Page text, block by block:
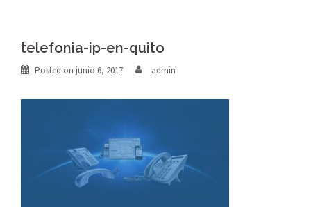
telefonia-ip-en-quito
Posted on junio 6, 2017 admin